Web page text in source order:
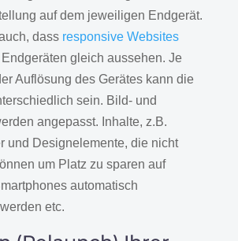
auf dem jeweiligen Endgerät.
dass responsive Websites
gleich aussehen. Je
Auflösung des Gerätes kann die
sein. Bild- und
angepasst. Inhalte, z.B.
und Designelemente, die nicht
um Platz zu sparen auf
automatisch
etc.